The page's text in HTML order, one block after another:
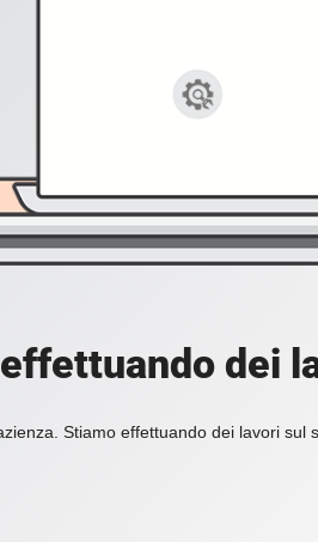
dei
Stiamo effettuando dei lavori sul